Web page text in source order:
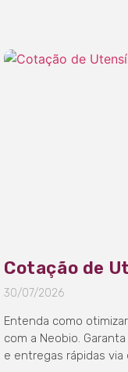
Cotação de
30/07/2026
Entenda como
com a Neobio.
e entregas rápidas